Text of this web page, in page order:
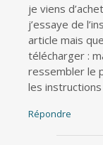
je viens
j’essaye de
article mais
télécharger :
ressembler le
les
Répondre